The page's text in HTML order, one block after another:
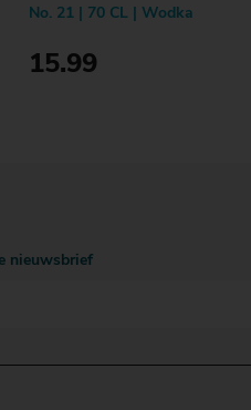
No. 21 | 70 CL | Wodka
15.99
nieuwsbrief